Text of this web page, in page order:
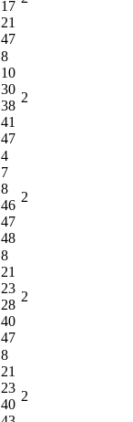
17
21
47
8
10
30
38
41
47
2
4
7
8
46
47
48
2
8
21
23
28
40
47
2
8
21
23
40
2